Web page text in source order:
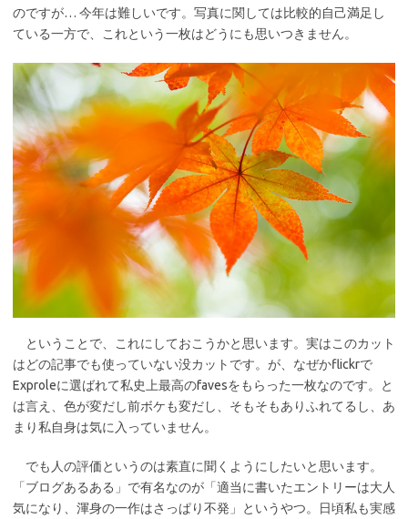
のですが… 今年は難しいです。写真に関しては比較的自己満足し
ている一方で、これという一枚はどうにも思いつきません。
ということで、これにしておこうかと思います。実はこのカット
はどの記事でも使っていない没カットです。が、なぜかflickrで
Exproleに選ばれて私史上最高のfavesをもらった一枚なのです。と
は言え、色が変だし前ボケも変だし、そもそもありふれてるし、あ
まり私自身は気に入っていません。
でも人の評価というのは素直に聞くようにしたいと思います。
「ブログあるある」で有名なのが「適当に書いたエントリーは大人
気になり、渾身の一作はさっぱり不発」というやつ。日頃私も実感